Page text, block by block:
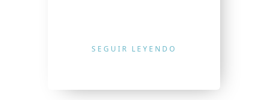
SEGUIR LEYENDO